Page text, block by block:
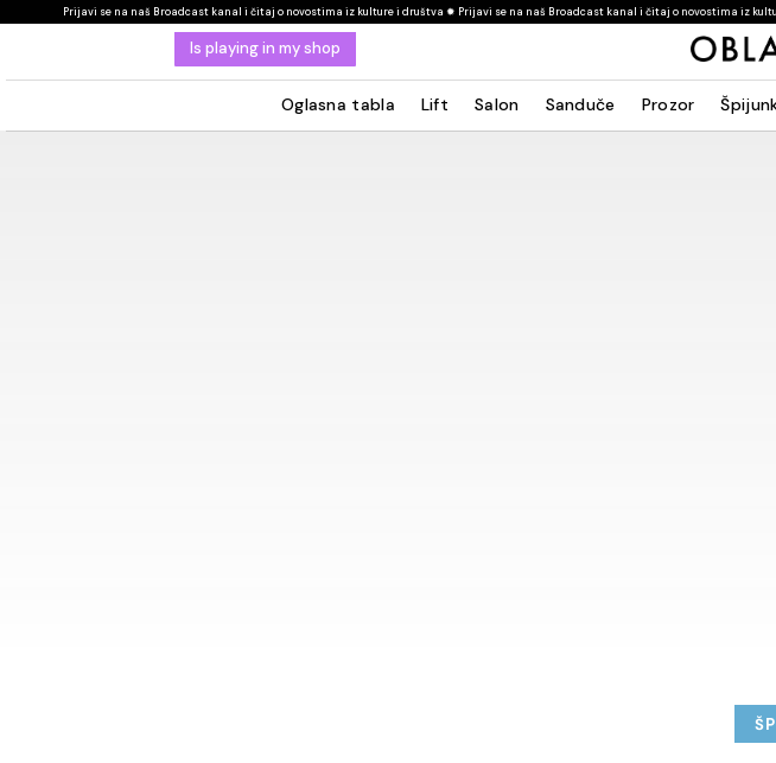
na naš Broadcast kanal i čitaj o novostima iz kulture i društva ✹ Prijavi se na naš Broadcast kanal i čitaj o novostima iz kulture i društva ✹
Is playing in my shop
Oglasna tabla Lift Salon Sanduče Prozor